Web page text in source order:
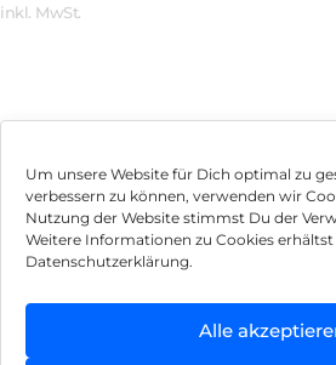
Um unsere Website für Dich optimal zu
verbessern zu können, verwenden wir
Nutzung der Website stimmst Du der
Weitere Informationen zu Cookies
Datenschutzerklärung.
Alle
inkl. MwSt.
Impressum